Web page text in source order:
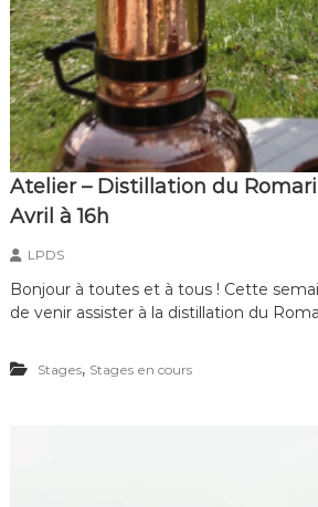
p
l
e
s
é
e
d
e
m
a
i
n
!
Atelier – Distillation du
Avril à 16h
LPDS
Bonjour à toutes et à tous ! Cette
de venir assister à la distillation du
Stages, Stages en cours